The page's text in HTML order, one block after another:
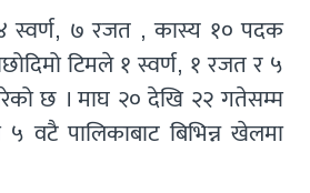
स्वर्ण, ७ रजत , कास्य १० पदक
टिमले १ स्वर्ण, १ रजत र ५
छ । माघ २० देखि २२ गतेसम्म
वटै पालिकाबाट बिभिन्न खेलमा